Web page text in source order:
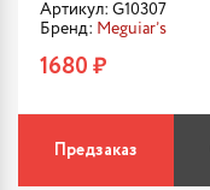
Артикул: G10307
Бренд: Meguiar’s
1680 ₽
Предзаказ